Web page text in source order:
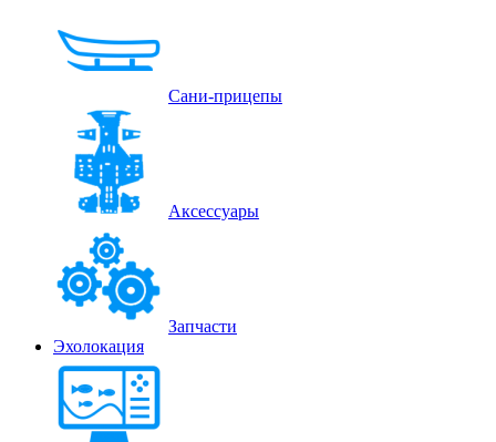
Сани-прицепы
Аксессуары
Запчасти
Эхолокация